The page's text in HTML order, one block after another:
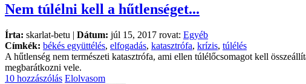
Nem túlélni kell a hűtlenséget...
Írta: skarlat-betu | Dátum: júl 15, 2017 rovat: Egyéb
Címkék: békés együttélés, elfogadás, katasztrófa, krízis, túlélés
A hűtlenség nem természeti katasztrófa, ami ellen túlélőcsomagot kell
megbarátkozni vele.
10 hozzászólás Elolvasom